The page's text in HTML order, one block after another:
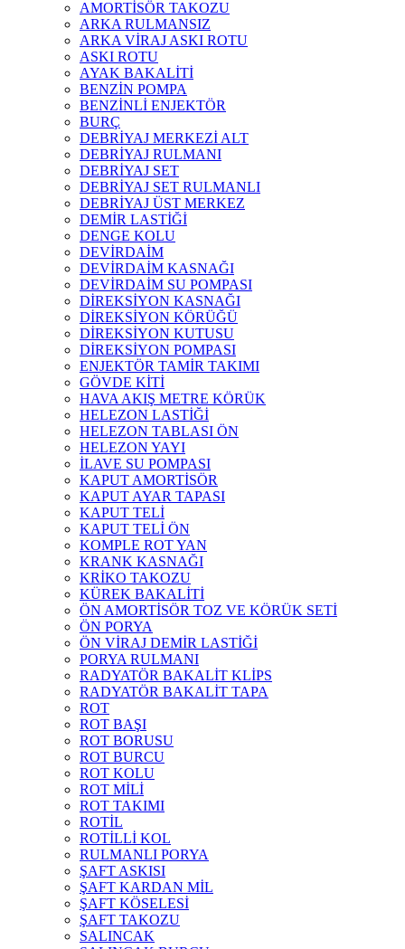
AMORTİSÖR TAKOZU
ARKA RULMANSIZ
ARKA VİRAJ ASKI ROTU
ASKI ROTU
AYAK BAKALİTİ
BENZİN POMPA
BENZİNLİ ENJEKTÖR
BURÇ
DEBRİYAJ MERKEZİ ALT
DEBRİYAJ RULMANI
DEBRİYAJ SET
DEBRİYAJ SET RULMANLI
DEBRİYAJ ÜST MERKEZ
DEMİR LASTİĞİ
DENGE KOLU
DEVİRDAİM
DEVİRDAİM KASNAĞI
DEVİRDAİM SU POMPASI
DİREKSİYON KASNAĞI
DİREKSİYON KÖRÜĞÜ
DİREKSİYON KUTUSU
DİREKSİYON POMPASI
ENJEKTÖR TAMİR TAKIMI
GÖVDE KİTİ
HAVA AKIŞ METRE KÖRÜK
HELEZON LASTİĞİ
HELEZON TABLASI ÖN
HELEZON YAYI
İLAVE SU POMPASI
KAPUT AMORTİSÖR
KAPUT AYAR TAPASI
KAPUT TELİ
KAPUT TELİ ÖN
KOMPLE ROT YAN
KRANK KASNAĞI
KRİKO TAKOZU
KÜREK BAKALİTİ
ÖN AMORTİSÖR TOZ VE KÖRÜK SETİ
ÖN PORYA
ÖN VİRAJ DEMİR LASTİĞİ
PORYA RULMANI
RADYATÖR BAKALİT KLİPS
RADYATÖR BAKALİT TAPA
ROT
ROT BAŞI
ROT BORUSU
ROT BURCU
ROT KOLU
ROT MİLİ
ROT TAKIMI
ROTİL
ROTİLLİ KOL
RULMANLI PORYA
ŞAFT ASKISI
ŞAFT KARDAN MİL
ŞAFT KÖSELESİ
ŞAFT TAKOZU
SALINCAK